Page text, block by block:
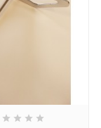
   